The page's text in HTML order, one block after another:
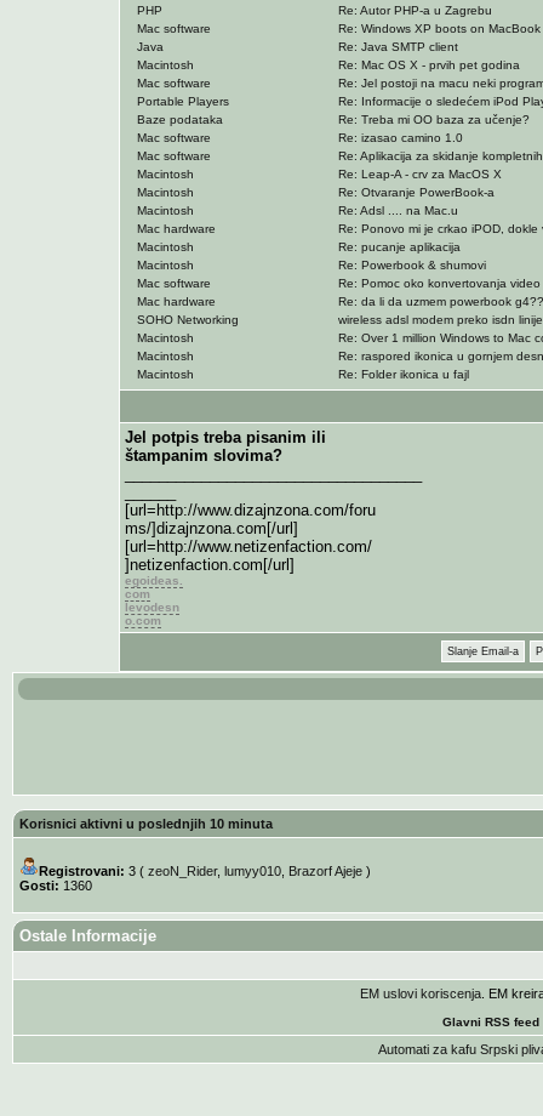
PHP
Re: Autor PHP-a u Zagrebu
Mac software
Re: Windows XP boots on MacBook
Java
Re: Java SMTP client
Macintosh
Re: Mac OS X - prvih pet godina
Mac software
Re: Jel postoji na macu neki
Portable Players
Re: Informacije o sledećem iPod
Baze podataka
Re: Treba mi OO baza za učenje?
Mac software
Re: izasao camino 1.0
Mac software
Re: Aplikacija za skidanje
Macintosh
Re: Leap-A - crv za MacOS X
Macintosh
Re: Otvaranje PowerBook-a
Macintosh
Re: Adsl .... na Mac.u
Mac hardware
Re: Ponovo mi je crkao iPOD, dokle
Macintosh
Re: pucanje aplikacija
Macintosh
Re: Powerbook & shumovi
Mac software
Re: Pomoc oko konvertovanja
Mac hardware
Re: da li da uzmem powerbook
SOHO Networking
wireless adsl modem preko isdn
Macintosh
Re: Over 1 million Windows to Mac
Macintosh
Re: raspored ikonica u gornjem
Macintosh
Re: Folder ikonica u fajl
Jel potpis treba pisanim ili
štampanim slovima?
[url=http://www.dizajnzona.com/foru
ms/]dizajnzona.com[/url]
[url=http://www.netizenfaction.com/
]netizenfaction.com[/url]
egoideas.
com
levodesn
o.com
Slanje Email-a
Korisnici aktivni u poslednjih 10 minuta
Registrovani: 3 ( zeoN_Rider, lumyy010, Brazorf Ajeje)
Gosti: 1360
Ostale Informacije
EM uslovi koriscenja . EM
Glavni RSS feed
Automati za kafu Srpski